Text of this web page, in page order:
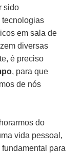
sido
tecnologias
em sala de
diversas
é preciso
, para que
de nós
do
vida pessoal,
para